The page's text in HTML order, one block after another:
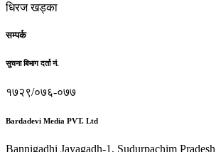
धिरज खड्का
सम्पर्क
सुचना बिभाग दर्ता नं.
१७२९/०७६-०७७
Bardadevi Media PVT. Ltd
Bannigadhi Jayagadh-1, Sudurpachim Pradesh